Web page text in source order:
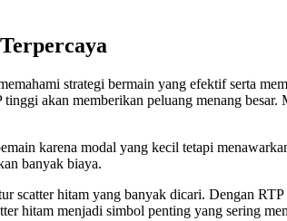
strategi bermain yang efektif serta
akan memberikan peluang menang
karena modal yang kecil tetapi
banyak biaya.
scatter hitam yang banyak dicari. Dengan
hitam menjadi simbol penting yang sering